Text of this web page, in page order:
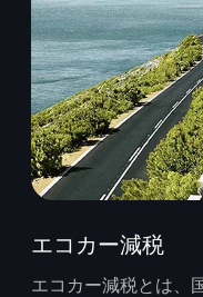
エコカー減税
エコカー減税とは、